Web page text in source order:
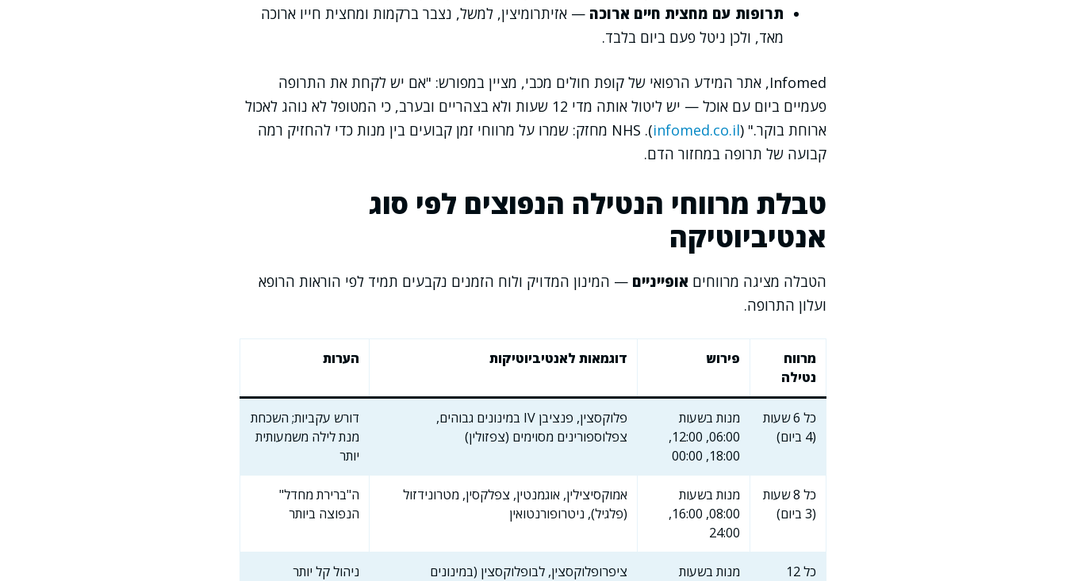
תרופות עם מחצית חיים ארוכה — אזיתרומיצין, למשל, נצבר ברקמות ומחצית חייו ארוכה
מאד, ולכן ניטל פעם ביום בלבד.
Infomed, אתר המידע הרפואי של קופת חולים מכבי, מציין במפורש: "אם יש לקחת את התרופה
פעמיים ביום עם אוכל — יש ליטול אותה מדי 12 שעות ולא בצהריים ובערב, כי המטופל לא נוהג לאכול
ארוחת בוקר." (infomed.co.il
). NHS מחזק: שמרו על מרווחי זמן קבועים בין מנות כדי להחזיק רמה
קבועה של תרופה במחזור הדם.
טבלת מרווחי הנטילה הנפוצים לפי סוג
אנטיביוטיקה
הטבלה מציגה מרווחים אופייניים — המינון המדויק ולוח הזמנים נקבעים תמיד לפי הוראות הרופא
ועלון התרופה.
מרווח
נטילה
פירוש דוגמאות לאנטיביוטיקות הערות
כל 6 שעות
(4 ביום)
מנות בשעות
06:00, 12:00,
18:00, 00:00
פלוקסצין, פנציבן IV במינונים גבוהים,
צפלוספורינים מסוימים (צפזולין)
דורש עקביות; השכחת
מנת לילה משמעותית
יותר
כל 8 שעות
(3 ביום)
מנות בשעות
08:00, 16:00,
24:00
אמוקסיצילין, אוגמנטין, צפלקסין, מטרונידזול
(פלגיל), ניטרופורנטואין
ה"ברירת מחדל"
הנפוצה ביותר
כל 12
מנות בשעות
ציפרופלוקסצין, לבופלוקסצין (במינונים
ניהול קל יותר